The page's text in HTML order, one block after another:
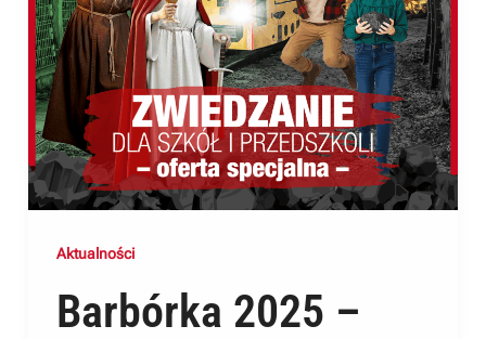
Aktualności
Barbórka 2025 –